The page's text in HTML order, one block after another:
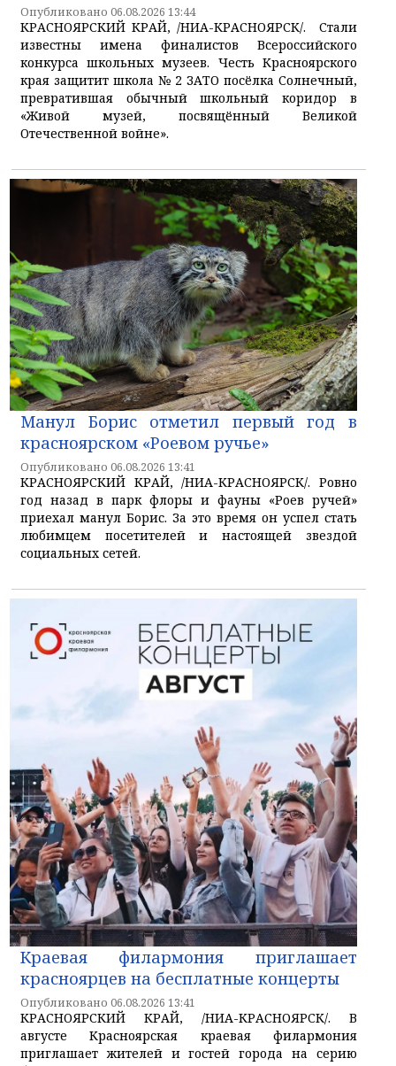
Опубликовано 06.08.2026 13:44
КРАСНОЯРСКИЙ КРАЙ, /НИА-КРАСНОЯРСК/. Стали
известны имена финалистов Всероссийского
конкурса школьных музеев. Честь Красноярского
края защитит школа № 2 ЗАТО посёлка Солнечный,
превратившая обычный школьный коридор в
«Живой музей, посвящённый Великой
Отечественной войне».
Манул Борис отметил первый год в
красноярском «Роевом ручье»
Опубликовано 06.08.2026 13:41
КРАСНОЯРСКИЙ КРАЙ, /НИА-КРАСНОЯРСК/. Ровно
год назад в парк флоры и фауны «Роев ручей»
приехал манул Борис. За это время он успел стать
любимцем посетителей и настоящей звездой
социальных сетей.
Краевая филармония приглашает
красноярцев на бесплатные концерты
Опубликовано 06.08.2026 13:41
КРАСНОЯРСКИЙ КРАЙ, /НИА-КРАСНОЯРСК/. В
августе Красноярская краевая филармония
приглашает жителей и гостей города на серию